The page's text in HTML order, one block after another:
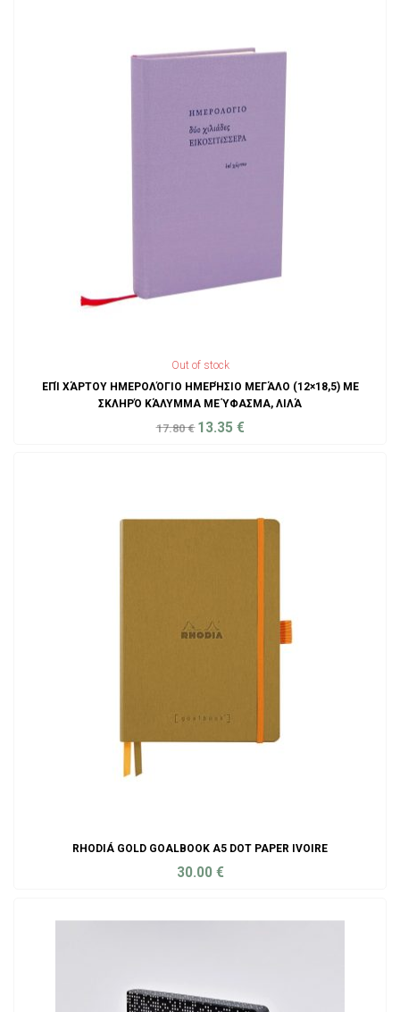
Out of stock
ΕΠΊ ΧΆΡΤΟΥ ΗΜΕΡΟΛΌΓΙΟ ΗΜΕΡΉΣΙΟ ΜΕΓΆΛΟ (12×18,5) ΜΕ
ΣΚΛΗΡΌ ΚΆΛΥΜΜΑ ΜΕ ΎΦΑΣΜΑ, ΛΙΛΆ
17.80€ 13.35 €
RHODIÁ GOLD GOALBOOK A5 DOT PAPER IVOIRE
30.00 €